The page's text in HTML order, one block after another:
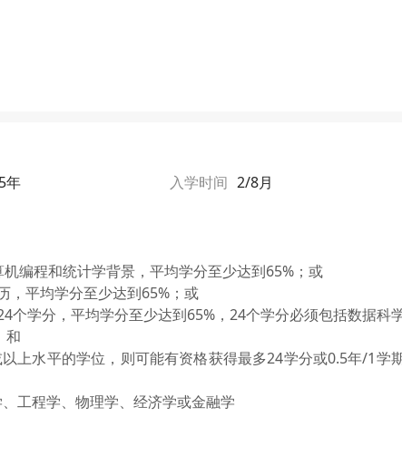
年 入学时间 2/8月
编程和统计学背景，平均学分至少达到65%；或
，平均学分至少达到65%；或
个学分，平均学分至少达到65%，24个学分必须包括数据科
和
上水平的学位，则可能有资格获得最多24学分或0.5年/1学
工程学、物理学、经济学或金融学